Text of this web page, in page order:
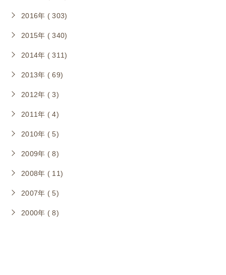
2016年 ( 303)
2015年 ( 340)
2014年 ( 311)
2013年 ( 69)
2012年 ( 3)
2011年 ( 4)
2010年 ( 5)
2009年 ( 8)
2008年 ( 11)
2007年 ( 5)
2000年 ( 8)